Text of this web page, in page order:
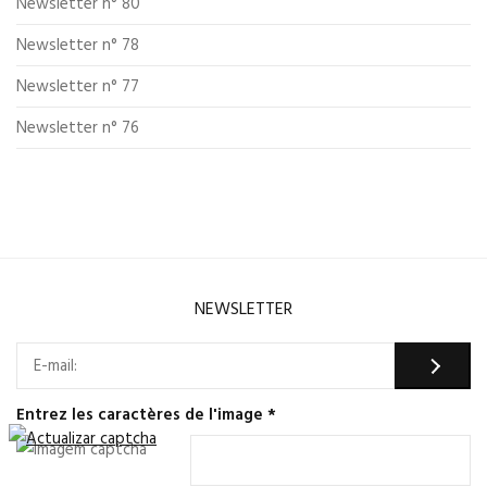
Newsletter n° 78
Newsletter n° 77
Newsletter n° 76
NEWSLETTER
Entrez les caractères de l'image *